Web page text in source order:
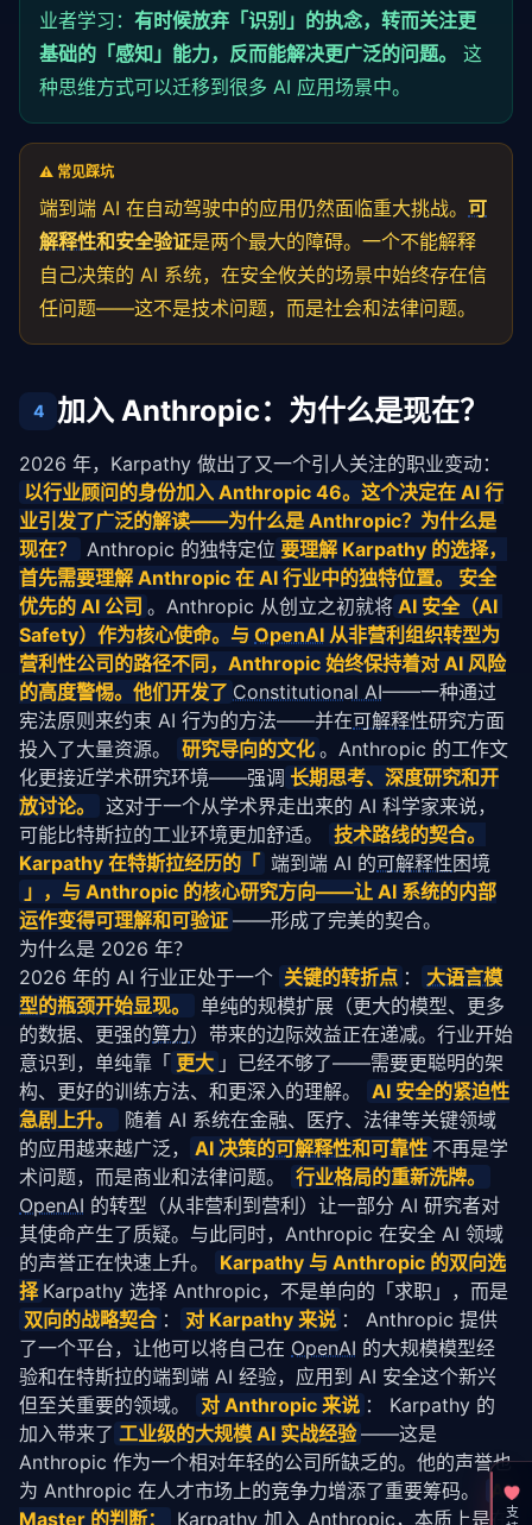
业者学习： 有时候放弃「识别」的执念，转而关注更
基础的「感知」能力，反而能解决更广泛的问题。
这
种思维方式可以迁移到很多 AI 应用场景中。
⚠️ 常见踩坑
端到端 AI 在自动驾驶中的应用仍然面临重大挑战。 可
解释性和安全验证是两个最大的障碍。一个不能解释
自己决策的 AI 系统，在安全攸关的场景中始终存在信
任问题——这不是技术问题，而是社会和法律问题。
4 加入 Anthropic：为什么是现在？
以行业顾问的身份加入 Anthropic 46。这个决定在 AI 行
业引发了广泛的解读——为什么是 Anthropic？为什么是
现在？
Anthropic 的独特定位 要理解 Karpathy 的选择，
首先需要理解 Anthropic 在 AI 行业中的独特位置。 安全
优先的 AI 公司 。Anthropic 从创立之初就将 AI 安全（AI
Safety）作为核心使命。与 OpenAI 从非营利组织转型为
营利性公司的路径不同，Anthropic 始终保持着对 AI 风险
的高度警惕。他们开发了 Constitutional AI——一种通过
宪法原则来约束 AI 行为的方法——并在可解释性研究方面
投入了大量资源。
研究导向的文化 。Anthropic 的工作文
化更接近学术研究环境——强调 长期思考、深度研究和开
放讨论。
这对于一个从学术界走出来的 AI 科学家来说，
可能比特斯拉的工业环境更加舒适。
技术路线的契合。
Karpathy 在特斯拉经历的「 端到端 AI 的可解释性
」，与 Anthropic 的核心研究方向——让 AI 系统的内部
运作变得可理解和可验证 ——形成了完美的契合。
为什么是 2026 年？
2026 年的 AI 行业正处于一个 关键的转折点 ：
大语言模
型的瓶颈开始显现。
单纯的规模扩展（更大的模型、更多
的数据、更强的算力）带来的边际效益正在递减。行业开始
意识到，单纯靠「 更大 」已经不够了——需要更聪明的架
构、更好的训练方法、和更深入的理解。
AI 安全的紧迫性
急剧上升。
随着 AI 系统在金融、医疗、法律等关键领域
的应用越来越广泛，
AI 决策的可解释性和可靠性 不再是学
术问题，而是商业和法律问题。
行业格局的重新洗牌。
OpenAI 的转型（从非营利到营利）让一部分 AI 研究者对
其使命产生了质疑。与此同时，Anthropic 在安全 AI 领域
的声誉正在快速上升。
Karpathy 与 Anthropic 的双向选
择
双向的战略契合 ： 对 Karpathy 来说 ： Anthropic 提供
了一个平台，让他可以将自己在 OpenAI 的大规模模型经
验和在特斯拉的端到端 AI 经验，应用到 AI 安全这个新兴
但至关重要的领域。
对 Anthropic 来说 ： Karpathy 的
加入带来了 工业级的大规模 AI 实战经验 ——这是
Anthropic 作为一个相对年轻的公司所缺乏的。他的声誉也
为 Anthropic 在人才市场上的竞争力增添了重要筹码。
AI
Master 的判断：
Karpathy 加入 Anthropic，本质上是在